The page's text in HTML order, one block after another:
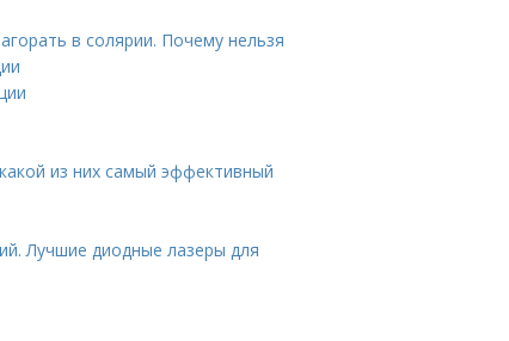
в солярии. Почему нельзя
из них самый эффективный
Лучшие диодные лазеры для